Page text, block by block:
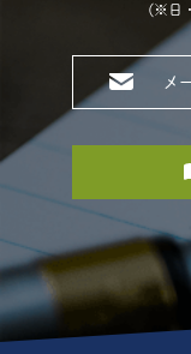
(※日
メ